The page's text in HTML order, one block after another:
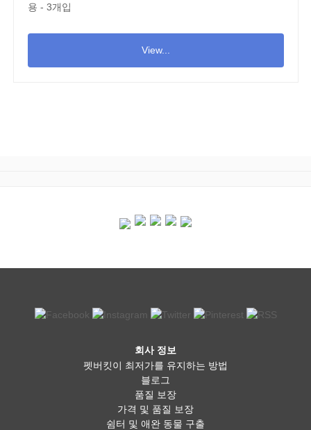
용 - 3개입
View...
회사 정보
펫버킷이 최저가를 유지하는 방법
블로그
품질 보장
가격 및 품질 보장
쉼터 및 애완 동물 구출